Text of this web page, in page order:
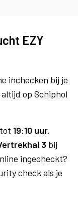
EZY
inchecken bij je
op Schiphol
tot 19:10 uur.
3 bij
ingecheckt?
check als je